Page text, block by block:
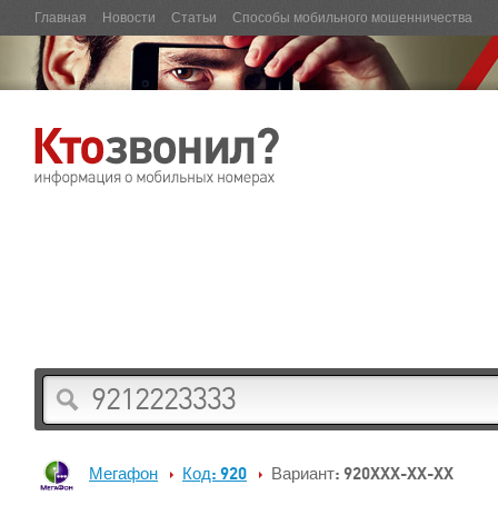
Главная Новости Статьи Способы мобильного мошенничества
Мегафон Код: 920 Вариант: 920XXX-XX-XX